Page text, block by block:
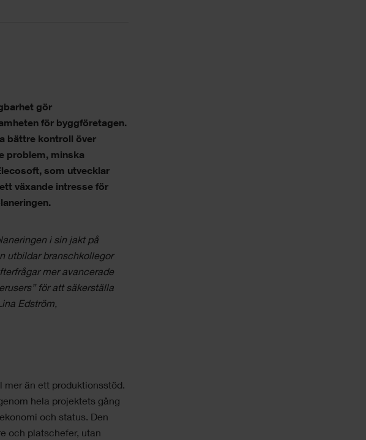
gör
för byggföretagen.
bättre kontroll över
problem, minska
som utvecklar
växande intresse för
i sin jakt på
utbildar branschkollegor
mer avancerade
för att säkerställa
Edström,
mer än ett produktionsstöd.
hela projektets gång
och status. Den
och platschefer, utan